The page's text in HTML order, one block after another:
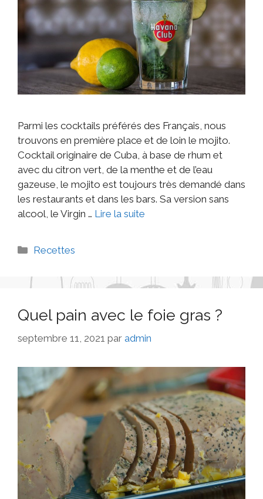
Parmi les cocktails préférés des Français, nous
trouvons en première place et de loin le mojito.
Cocktail originaire de Cuba, à base de rhum et
avec du citron vert, de la menthe et de l’eau
gazeuse, le mojito est toujours très demandé dans
les restaurants et dans les bars. Sa version sans
alcool, le Virgin … Lire la suite
Recettes
Quel pain avec le foie gras ?
septembre 11, 2021 par admin